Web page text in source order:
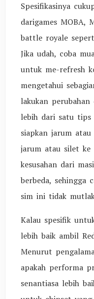
Spesifikasinya
darigames MOBA,
battle royale
Jika udah, coba
untuk me-refresh
mengetahui
lakukan
lebih dari satu tips
siapkan jarum
jarum atau silet ke
kesusahan dari
berbeda, sehingga
sim ini tidak
Kalau spesifik
lebih baik ambil
Menurut
apakah performa
senantiasa lebih